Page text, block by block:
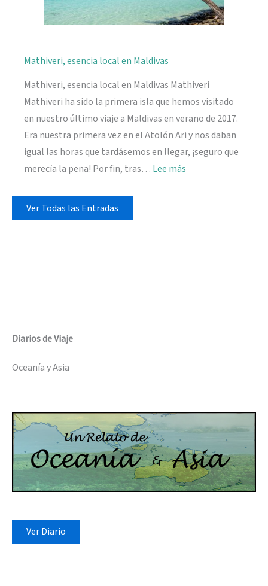
Mathiveri, esencia local en Maldivas
Mathiveri, esencia local en Maldivas Mathiveri
Mathiveri ha sido la primera isla que hemos visitado
en nuestro último viaje a Maldivas en verano de 2017.
Era nuestra primera vez en el Atolón Ari y nos daban
igual las horas que tardásemos en llegar, ¡seguro que
merecía la pena! Por fin, tras… Lee más
Ver Todas las Entradas
Diarios de Viaje
Oceanía y Asia
Ver Diario